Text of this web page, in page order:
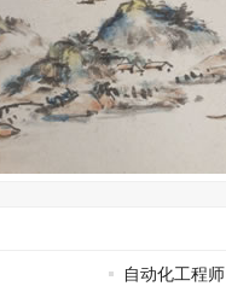
自动化工程师